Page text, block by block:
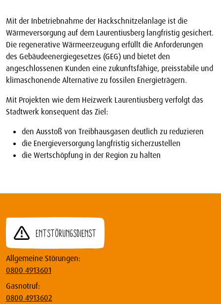
Mit der Inbetriebnahme der Hackschnitzelanlage ist die
Wärmeversorgung auf dem Laurentiusberg langfristig gesichert.
Die regenerative Wärmeerzeugung erfüllt die Anforderungen
des Gebäudeenergiegesetzes (GEG) und bietet den
angeschlossenen Kunden eine zukunftsfähige, preisstabile und
klimaschonende Alternative zu fossilen Energieträgern.
Mit Projekten wie dem Heizwerk Laurentiusberg verfolgt das
Stadtwerk konsequent das Ziel:
den Ausstoß von Treibhausgasen deutlich zu reduzieren
die Energieversorgung langfristig sicherzustellen
die Wertschöpfung in der Region zu halten
Entstörungsdienst
Allgemeine Störungen:
0800 4913601
Gasnotruf:
0800 4913602